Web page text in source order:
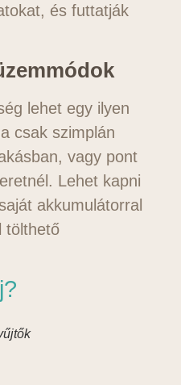
és futtatják
lehet egy ilyen
csak szimplán
vagy pont
Lehet kapni
akkumulátorral
tölthető